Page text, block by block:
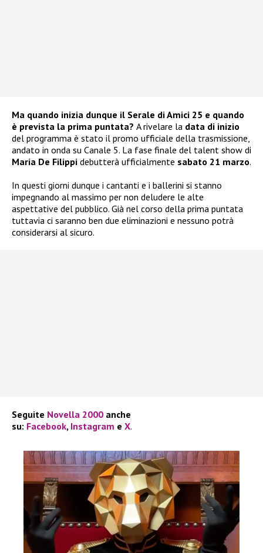
Ma quando inizia dunque il Serale di Amici 25 e quando
è prevista la prima puntata? A rivelare la data di inizio
del programma è stato il promo ufficiale della trasmissione,
andato in onda su Canale 5. La fase finale del talent show di
Maria De Filippi debutterà ufficialmente sabato 21 marzo.
In questi giorni dunque i cantanti e i ballerini si stanno
impegnando al massimo per non deludere le alte
aspettative del pubblico. Già nel corso della prima puntata
tuttavia ci saranno ben due eliminazioni e nessuno potrà
considerarsi al sicuro.
Seguite Novella 2000 anche
su: Facebook, Instagram e X.